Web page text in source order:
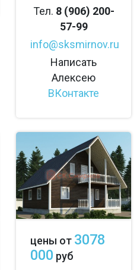
Тел. 8 (906) 200-
57-99
info@sksmirnov.ru
Написать
Алексею
ВКонтакте
цены от 3078
000 руб